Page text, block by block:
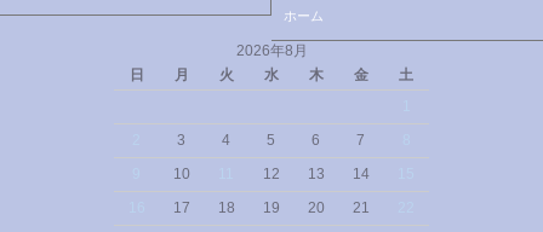
ホーム
2026年8月
日
月 火 水 木 金
土
3 4 5 6 7
10 12 13 14
17 18 19 20 21